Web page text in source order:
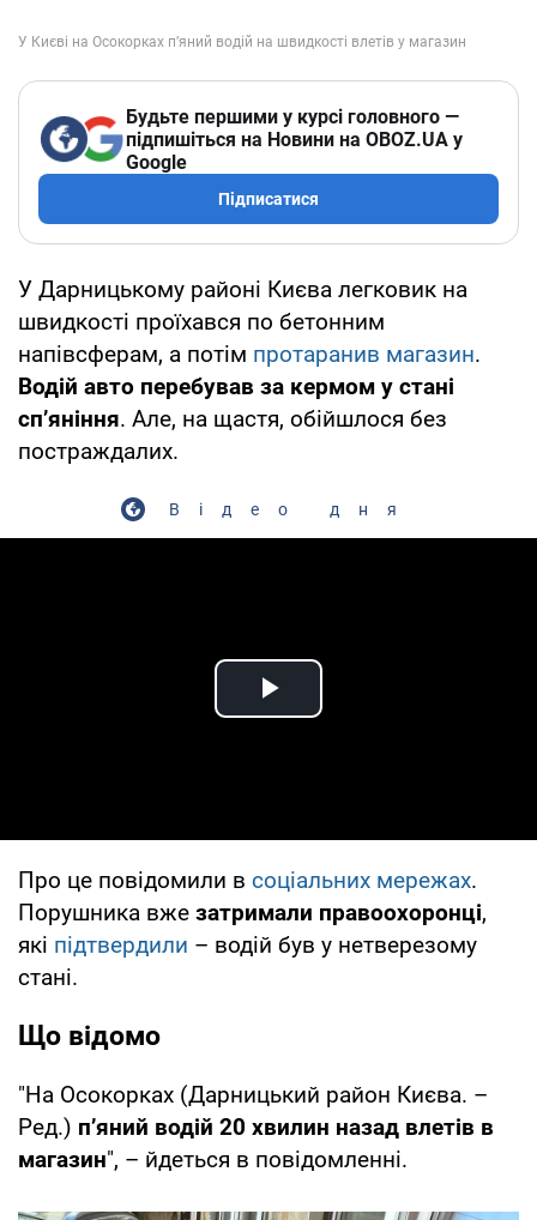
Будьте першими у курсі головного —
підпишіться на Новини на OBOZ.UA у
Google
Підписатися
У Дарницькому районі Києва легковик на
швидкості проїхався по бетонним
напівсферам, а потім протаранив магазин.
Водій авто перебував за кермом у стані
сп’яніння. Але, на щастя, обійшлося без
постраждалих.
Відео дня
Play Video
Про це повідомили в соціальних мережах.
Порушника вже затримали правоохоронці,
які підтвердили – водій був у нетверезому
стані.
Що відомо
"На Осокорках (Дарницький район Києва. –
Ред.) п’яний водій 20 хвилин назад влетів в
магазин", – йдеться в повідомленні.